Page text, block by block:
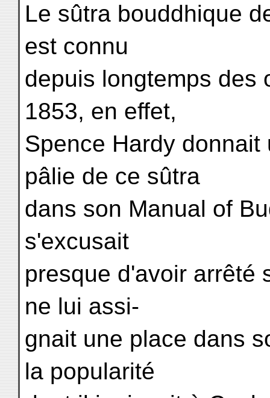
Le sûtra bouddhique
est connu
depuis longtemps des
1853, en effet,
Spence Hardy
pâlie de ce sûtra
dans son Manual of
s'excusait
presque d'avoir arrêté
ne lui assi-
gnait une place dans
la popularité